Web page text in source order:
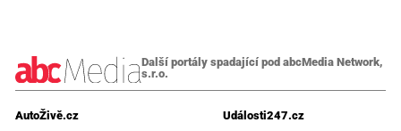
Další portály spadající pod abcMedia Network,
s.r.o.
AutoŽivě.cz
Události247.cz